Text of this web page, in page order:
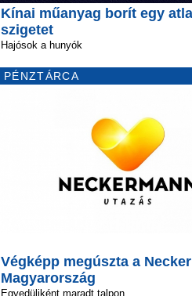
Kínai műanyag borít egy
szigetet
Hajósok a hunyók
PÉNZTÁRCA
Végképp megúszta a
Magyarország
Egyedüliként maradt talpon